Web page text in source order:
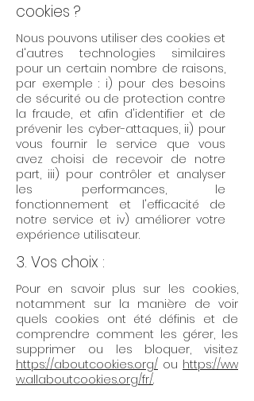
cookies ?
Nous pouvons utiliser des cookies et
d'autres technologies similaires
pour un certain nombre de raisons,
par exemple : i) pour des besoins
de sécurité ou de protection contre
la fraude, et afin d'identifier et de
prévenir les cyber-attaques, ii) pour
vous fournir le service que vous
avez choisi de recevoir de notre
part, iii) pour contrôler et analyser
les performances, le
fonctionnement et l'efficacité de
notre service et iv) améliorer votre
expérience utilisateur.
3. Vos choix :
Pour en savoir plus sur les cookies,
notamment sur la manière de voir
quels cookies ont été définis et de
comprendre comment les gérer, les
supprimer ou les bloquer, visitez
https://aboutcookies.org/ ou https://ww
w.allaboutcookies.org/fr/.